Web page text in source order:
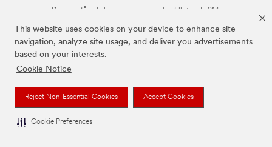
This website uses cookies on your device to enhance site
navigation, analyze site usage, and deliver you advertisements
based on your interests.
Cookie Notice
Reject Non-Essential Cookies Accept Cookies
Cookie Preferences
De ovenstående brands er varemærker tilhørende 3M.